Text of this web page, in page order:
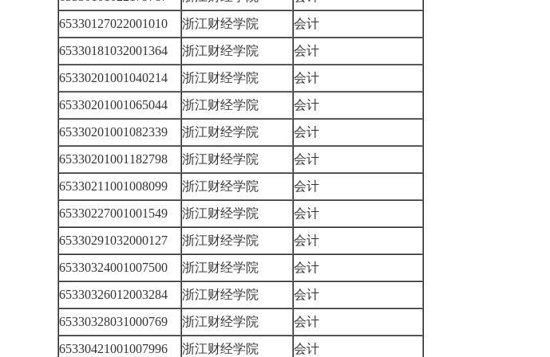
65330127022001010
浙江财经学院
会计
65330181032001364
浙江财经学院
会计
65330201001040214
浙江财经学院
会计
65330201001065044
浙江财经学院
会计
65330201001082339
浙江财经学院
会计
65330201001182798
浙江财经学院
会计
65330211001008099
浙江财经学院
会计
65330227001001549
浙江财经学院
会计
65330291032000127
浙江财经学院
会计
65330324001007500
浙江财经学院
会计
65330326012003284
浙江财经学院
会计
65330328031000769
浙江财经学院
会计
65330421001007996
浙江财经学院 会计